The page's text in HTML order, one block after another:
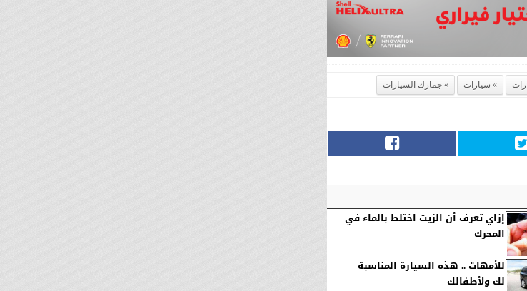
سيارات جمارك السيارات
إزاي تعرف أن الزيت اختلط بالماء في
المحرك
للأمهات .. هذه السيارة المناسبة
لك ولأطفالك